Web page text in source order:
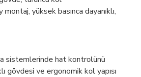
montaj, yüksek basınca dayanıklı,
sistemlerinde hat kontrolünü
gövdesi ve ergonomik kol yapısı